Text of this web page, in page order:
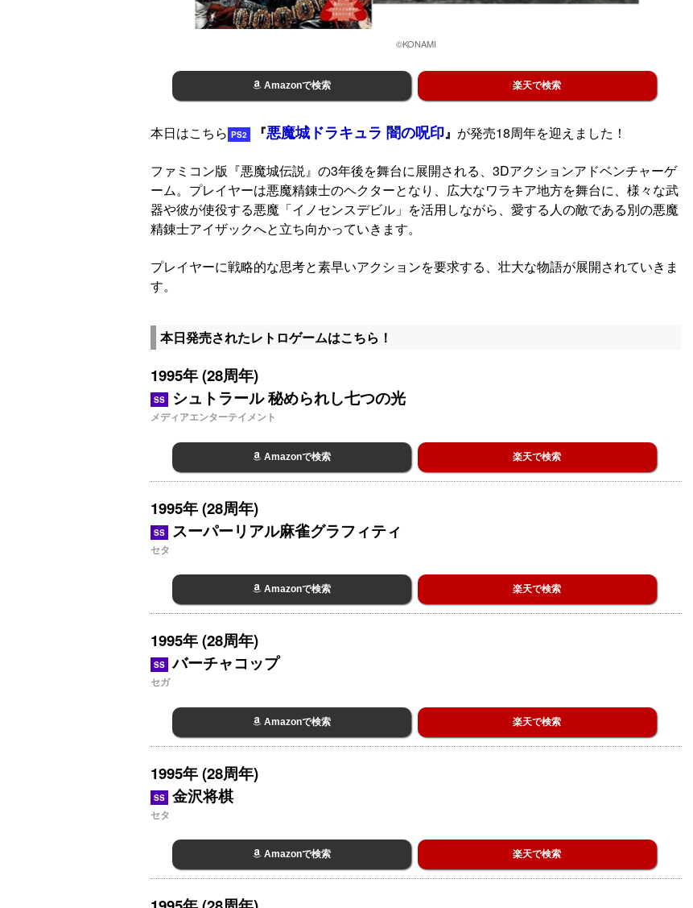
©KONAMI
Amazonで検索 楽天で検索
本日はこちら PS2 『悪魔城ドラキュラ 闇の呪印』 が発売18周年を迎えました！
ファミコン版『悪魔城伝説』の3年後を舞台に展開される、3Dアクションアドベンチャーゲ
ーム。プレイヤーは悪魔精錬士のヘクターとなり、広大なワラキア地方を舞台に、様々な武
器や彼が使役する悪魔「イノセンスデビル」を活用しながら、愛する人の敵である別の悪魔
精錬士アイザックへと立ち向かっていきます。
プレイヤーに戦略的な思考と素早いアクションを要求する、壮大な物語が展開されていきま
す。
本日発売されたレトロゲームはこちら！
1995年 (28周年)
SS シュトラール 秘められし七つの光
メディアエンターテイメント
Amazonで検索 楽天で検索
1995年 (28周年)
SS スーパーリアル麻雀グラフィティ
セタ
Amazonで検索 楽天で検索
1995年 (28周年)
SS バーチャコップ
セガ
Amazonで検索 楽天で検索
1995年 (28周年)
SS 金沢将棋
セタ
Amazonで検索 楽天で検索